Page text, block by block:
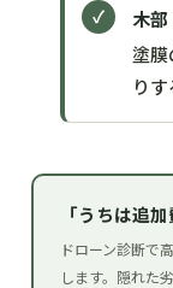
木
塗膜
り
「うちは追
ドローン診断で
します。隠れた